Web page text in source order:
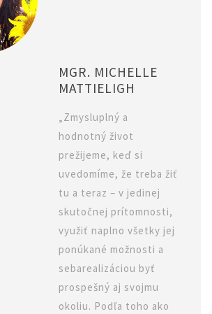
MGR. MICHELLE
MATTIELIGH
„Zmysluplný a
hodnotný život
prežijeme, keď si
uvedomíme, že treba žiť
tu a teraz – v jedinej
skutočnej prítomnosti,
využiť naplno všetky jej
ponúkané možnosti a
sebarealizáciou byť
prospešný aj svojmu
okoliu. Podľa toho ako